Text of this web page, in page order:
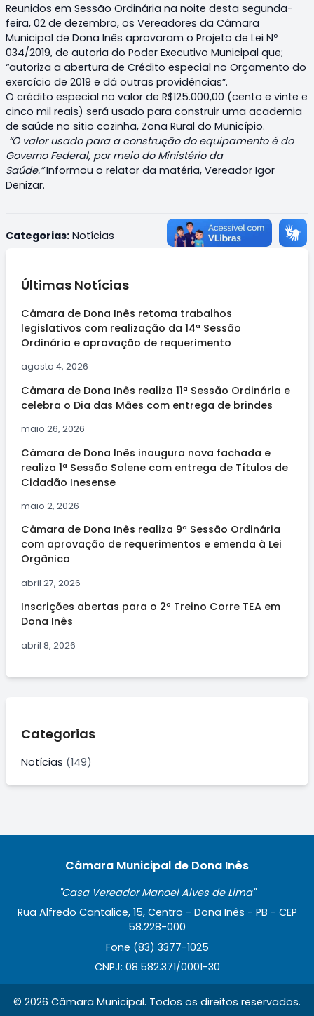
Reunidos em Sessão Ordinária na noite desta segunda-
feira, 02 de dezembro, os Vereadores da Câmara
Municipal de Dona Inês aprovaram o Projeto de Lei Nº
034/2019, de autoria do Poder Executivo Municipal que;
“autoriza a abertura de Crédito especial no Orçamento do
exercício de 2019 e dá outras providências”.
O crédito especial no valor de R$125.000,00 (cento e vinte e
cinco mil reais) será usado para construir uma academia
de saúde no sitio cozinha, Zona Rural do Município.
“O valor usado para a construção do equipamento é do
Governo Federal, por meio do Ministério da
Saúde.”Informou o relator da matéria, Vereador Igor
Denizar.
Categorias: Notícias
Últimas Notícias
Câmara de Dona Inês retoma trabalhos
legislativos com realização da 14ª Sessão
Ordinária e aprovação de requerimento
agosto 4, 2026
Câmara de Dona Inês realiza 11ª Sessão Ordinária e
celebra o Dia das Mães com entrega de brindes
maio 26, 2026
Câmara de Dona Inês inaugura nova fachada e
realiza 1ª Sessão Solene com entrega de Títulos de
Cidadão Inesense
maio 2, 2026
Câmara de Dona Inês realiza 9ª Sessão Ordinária
com aprovação de requerimentos e emenda à Lei
Orgânica
abril 27, 2026
Inscrições abertas para o 2º Treino Corre TEA em
Dona Inês
abril 8, 2026
Categorias
Notícias (149)
Câmara Municipal de Dona Inês
"Casa Vereador Manoel Alves de Lima"
Rua Alfredo Cantalice, 15, Centro - Dona Inês - PB - CEP
58.228-000
Fone (83) 3377-1025
CNPJ: 08.582.371/0001-30
© 2026 Câmara Municipal. Todos os direitos reservados.